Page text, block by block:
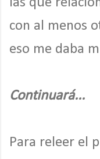
con al menos
eso me daba
Continuará...
Para releer el